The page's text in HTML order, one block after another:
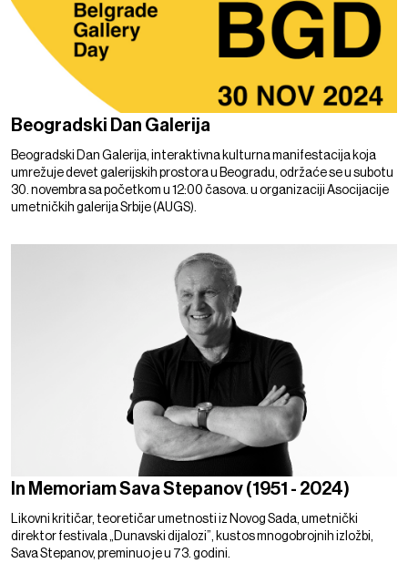
Beogradski Dan Galerija
Beogradski Dan Galerija, interaktivna kulturna manifestacija koja
umrežuje devet galerijskih prostora u Beogradu, održaće se u subotu
30. novembra sa početkom u 12:00 časova. u organizaciji Asocijacije
umetničkih galerija Srbije (AUGS).
In Memoriam Sava Stepanov (1951 - 2024)
Likovni kritičar, teoretičar umetnosti iz Novog Sada, umetnički
direktor festivala „Dunavski dijalozi”, kustos mnogobrojnih izložbi,
Sava Stepanov, preminuo je u 73. godini.